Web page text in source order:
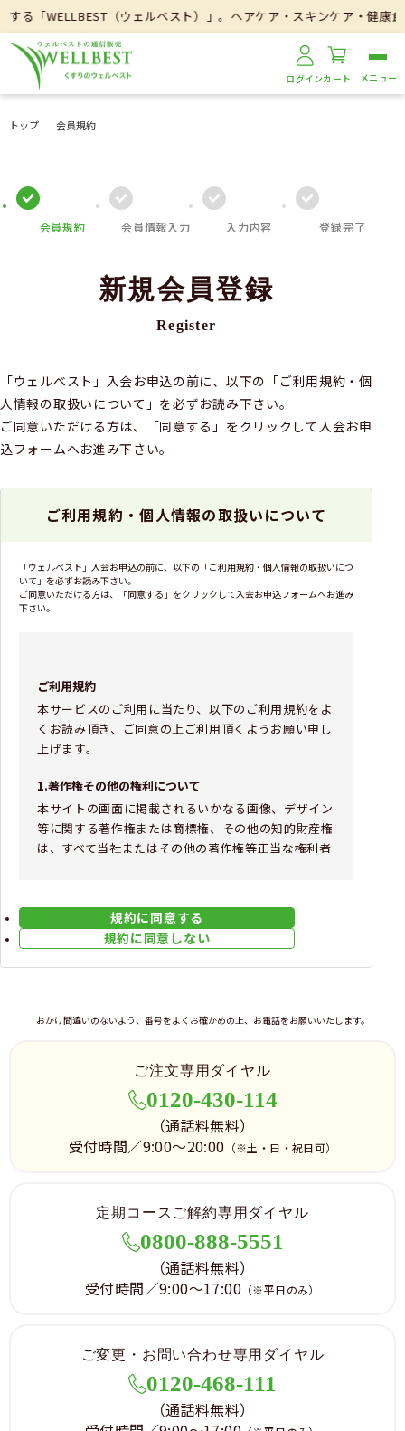
る「WELLBEST（ウェルベスト）」。ヘアケア・スキンケア・健康食
ログインカート
トップ 会員規約
会員規約 会員情報入力 入力内容 登録完了
新規会員登録
Register
「ウェルベスト」入会お申込の前に、以下の「ご利用規約・個
人情報の取扱いについて」を必ずお読み下さい。
ご同意いただける方は、「同意する」をクリックして入会お申
込フォームへお進み下さい。
ご利用規約・個人情報の取扱いについて
「ウェルベスト」入会お申込の前に、以下の「ご利用規約・個人情報の取扱いにつ
いて」を必ずお読み下さい。
ご同意いただける方は、「同意する」をクリックして入会お申込フォームへお進み
下さい。
ご利用規約
本サービスのご利用に当たり、以下のご利用規約をよ
くお読み頂き、ご同意の上ご利用頂くようお願い申し
上げます。
1.著作権その他の権利について
本サイトの画面に掲載されるいかなる画像、デザイン
等に関する著作権または商標権、その他の知的財産権
は、すべて当社またはその他の著作権等正当な権利者
2.IDおよびパスワードの管理
ご利用者は、ご自身が設定した ID およびパスワード
の使用、管理について一切の責任を負うものとしま
パスワードが第三者に漏洩した時、またはその恐れが
本サービスでの支払い金額、および手段につきまして
は、各商品のお申し込みフォーム、及びご注文ガイド
に準ずるものとします。ご利用者がクレジットカード
当該クレジットカード会社などの間で何等か紛争が発
生した場合は、当該当事者双方で解決するものとし、
当社は一切責任を負わないものとします。
4.取引について
1）料金等の支払債務の履行遅延、または不履行があ
った場合
2）代金引換またはクレジットカードによるお支払い
への変更をお願いした際に、ご了承をいただけない場
規約に同意しない
規約に同意する
おかけ間違いのないよう、番号をよくお確かめの上、お電話をお願いいたします。
ご注文専用ダイヤル
0120-430-114
（通話料無料）
受付時間／9:00～20:00 （※土・日・祝日可）
定期コースご解約専用ダイヤル
0800-888-5551
（通話料無料）
受付時間／9:00～17:00 （※平日のみ）
ご変更・お問い合わせ専用ダイヤル
0120-468-111
（通話料無料）